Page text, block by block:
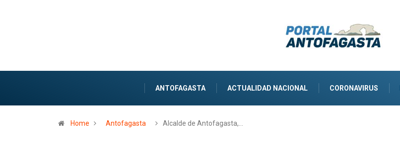
ANTOFAGASTA ACTUALIDAD NACIONAL CORONAVIRUS
Home Antofagasta Alcalde de Antofagasta,…